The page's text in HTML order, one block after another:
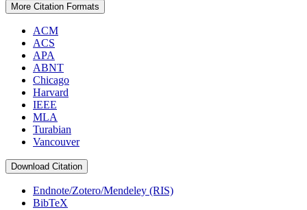
More Citation Formats
ACM
ACS
APA
ABNT
Chicago
Harvard
IEEE
MLA
Turabian
Vancouver
Download Citation
Endnote/Zotero/Mendeley (RIS)
BibTeX